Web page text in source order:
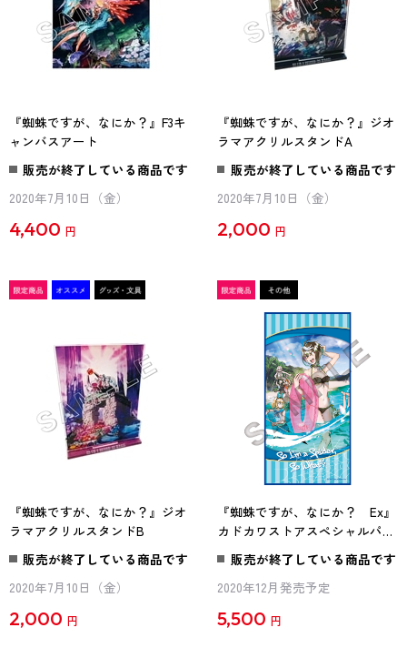
『蜘蛛ですが、なにか？』F3キ
ャンバスアート
販売が終了している商品です
2020年7月10日（金）
4,400 円
『蜘蛛ですが、なにか？』ジオ
ラマアクリルスタンドA
販売が終了している商品です
2020年7月10日（金）
2,000 円
『蜘蛛ですが、なにか？』ジオ
ラマアクリルスタンドB
販売が終了している商品です
2020年7月10日（金）
2,000 円
『蜘蛛ですが、なにか？ Ex』
カドカワストアスペシャルパッ
販売が終了している商品です
2020年12月発売予定
5,500 円